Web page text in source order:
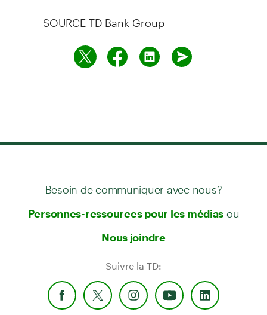
SOURCE TD Bank Group
Besoin de communiquer avec nous?
Personnes-ressources pour les médias ou
Nous joindre
Suivre la TD: